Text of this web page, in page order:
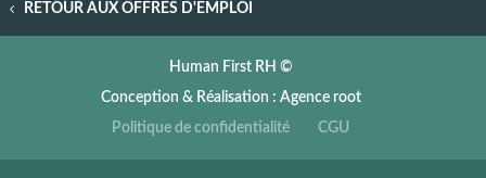
RETOUR AUX OFFRES D'EMPLOI
Human First RH ©
Conception & Réalisation : Agence root
Politique de confidentialité
CGU